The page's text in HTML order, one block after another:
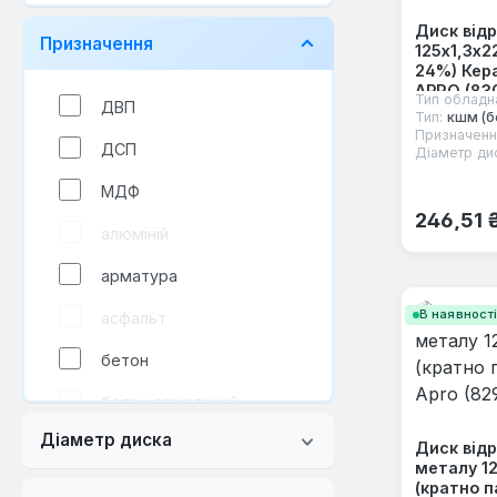
Призначення
ДВП
ДСП
МДФ
алюміній
арматура
асфальт
бетон
бетон армований
бетон
Діаметр диска
Диск
24%)
APRO
Тип
Тип: кшм
Діаметр
246,51
В наявності
Диск
металу
(кратно